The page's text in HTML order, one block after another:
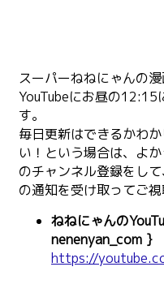
スーパーねねにゃんの
YouTubeにお昼の12:15
す。
毎日更新はできるかわ
い！という場合は、よ
のチャンネル登録をし
の通知を受け取ってご
ねねにゃんの
nenenyan_com }
https://